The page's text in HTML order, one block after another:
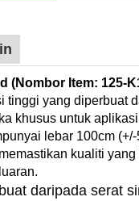
(Nombor Item: 125-
tinggi yang diperbuat
khusus untuk
lebar 100cm
kualiti
daripada serat